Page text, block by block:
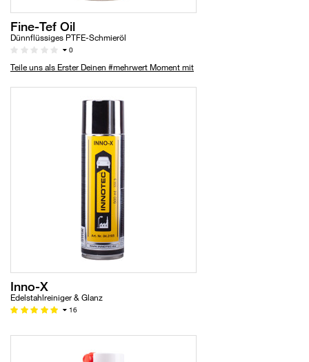
Fine-Tef Oil
Dünnflüssiges PTFE-Schmieröl
0
Teile uns als Erster Deinen #mehrwert Moment mit
Inno-X
Edelstahlreiniger & Glanz
16